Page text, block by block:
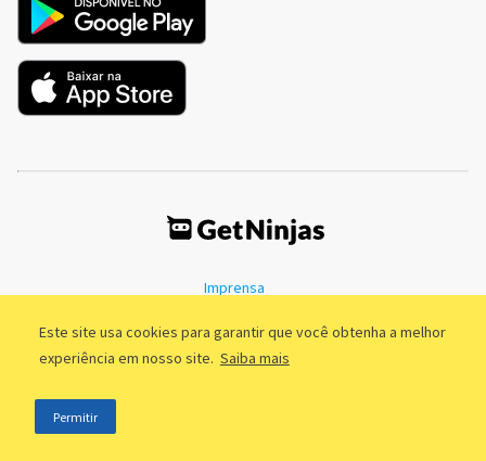
Este site usa cookies para garantir que você obtenha a melhor
experiência em nosso site. Saiba mais
Permitir
Imprensa
Política de Privacidade
©2011 - 2026, GetNinjas LTDA. CNPJ 55.744.877/0001-89 - Rua Dr.
Fernandes Coelho, 85 - 3º andar - São Paulo/SP - Brasil